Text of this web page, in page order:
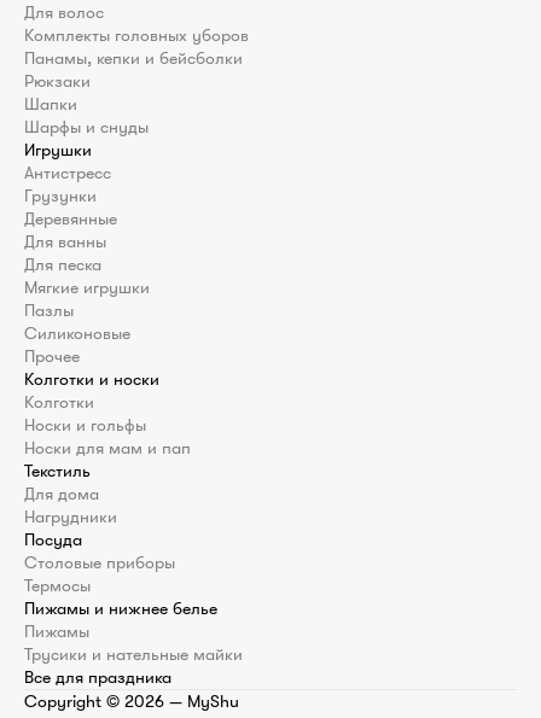
Для волос
Комплекты головных уборов
Панамы, кепки и бейсболки
Рюкзаки
Шапки
Шарфы и снуды
Игрушки
Антистресс
Грузунки
Деревянные
Для ванны
Для песка
Мягкие игрушки
Пазлы
Силиконовые
Прочее
Колготки и носки
Колготки
Носки и гольфы
Носки для мам и пап
Текстиль
Для дома
Нагрудники
Посуда
Столовые приборы
Термосы
Пижамы и нижнее белье
Пижамы
Трусики и нательные майки
Все для праздника
Copyright © 2026 — MyShu